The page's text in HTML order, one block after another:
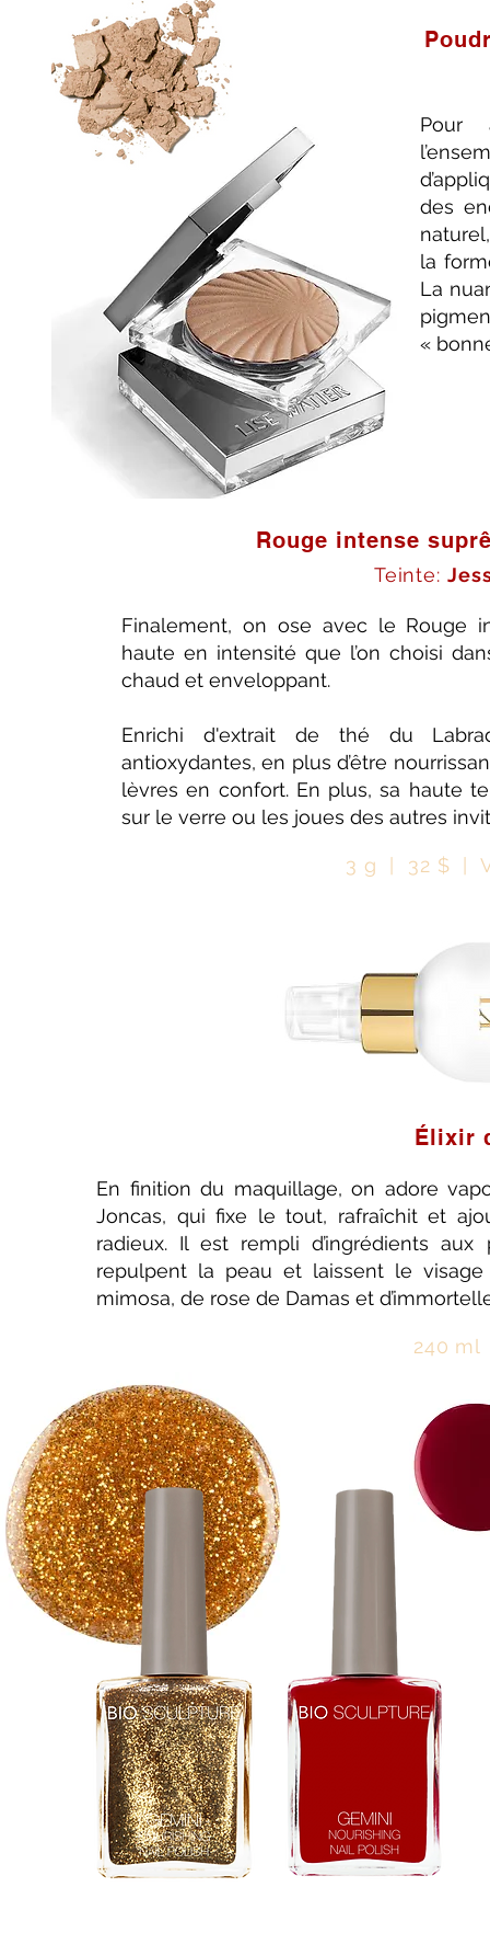
Pour
des
la
La
«
Rouge intense
Finalement, on ose avec le Rouge
haute en intensité que l’on choisi
chaud et enveloppant.
Enrichi d'extrait de thé du
antioxydantes, en plus d’être
lèvres en confort. En plus, sa haute
sur le verre ou les joues des autres
Teinte:
3 g | 32 $ |
Élixir
En finition du maquillage, on adore
Joncas, qui fixe le tout, rafraîchit et
radieux. Il est rempli d’ingrédients
repulpent la peau et laissent le
mimosa, de rose de Damas et
240